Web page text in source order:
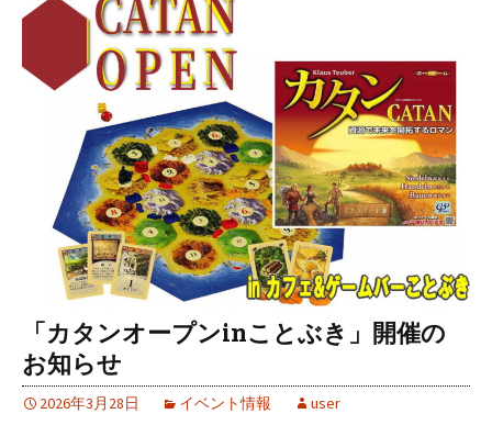
「カタンオープンinことぶき」開催の
お知らせ
2026年3月28日 イベント情報 user